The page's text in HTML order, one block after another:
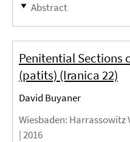
Abstract
Penitential Sections
(patits) (Iranica 22)
David Buyaner
Wiesbaden: Harrassowitz
|2016